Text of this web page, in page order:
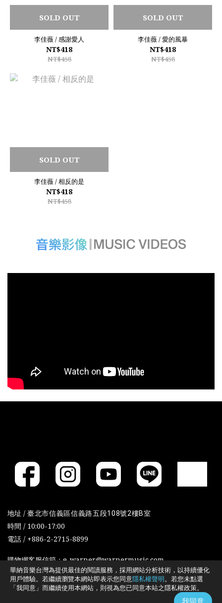
SOLD OUT
李佳薇 / 感謝愛人
NT$418
NT$458
SOLD OUT
李佳薇 / 愛的風暴
NT$418
NT$458
SOLD OUT
李佳薇 / 相反的是
NT$418
NT$458
地址 / 臺北市信義區信義路五段108號2樓B室
時間 / 10:00-17:00
電話 / +886-2-2715-8899
購物網客服信箱：e-warner@warnermusic.com
華納音樂台灣為提供最佳的閱讀服務，採用網站分析技術，以持續優化
用戶體驗。若繼續瀏覽本網站即表示您同意隱私權聲明。若您未點選
「我同意」而繼續使用本網站，則視為您已同意本站之隱私權政策。
我同意